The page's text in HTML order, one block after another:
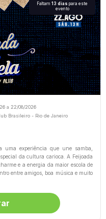
Faltam 13 dias para este
evento
a 22/08/2026
Brasileiro - Rio de Janeiro
uma experiência que une samba,
da cultura carioca. A Feijoada
e a energia da maior escola de
entre amigos, boa música e muito